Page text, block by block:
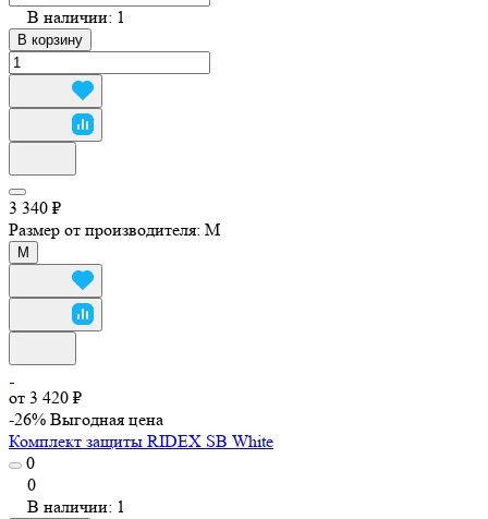
В наличии: 1
В корзину
3 340 ₽
Размер от производителя: M
M
от 3 420 ₽
-26% Выгодная цена
Комплект защиты RIDEX SB White
0
0
В наличии: 1